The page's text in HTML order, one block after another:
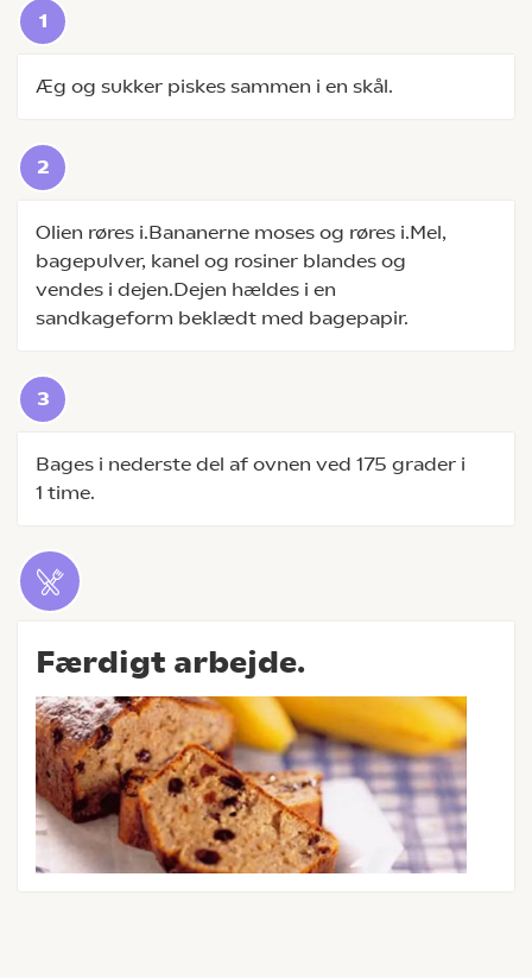
Æg og sukker piskes sammen i en skål.
Olien røres i.Bananerne moses og røres i.Mel,
bagepulver, kanel og rosiner blandes og
vendes i dejen.Dejen hældes i en
sandkageform beklædt med bagepapir.
Bages i nederste del af ovnen ved 175 grader i
1 time.
Færdigt arbejde.